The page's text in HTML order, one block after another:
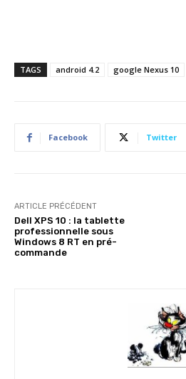
TAGS android 4.2 google Nexus 10
Facebook Twitter
ARTICLE PRÉCÉDENT
Dell XPS 10 : la tablette
professionnelle sous
Windows 8 RT en pré-
commande